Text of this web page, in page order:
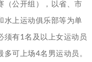
（公开组），以省、市
水上运动俱乐部等为单
须有1名及以上女运动员
可上场4名男运动员。